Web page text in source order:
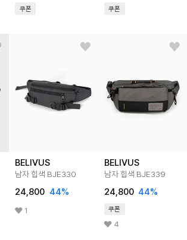
쿠폰 쿠폰
BELIVUS
남자 힙색 BJE330
24,800 44%
1
BELIVUS
남자 힙색 BJE339
24,800 44%
쿠폰
4